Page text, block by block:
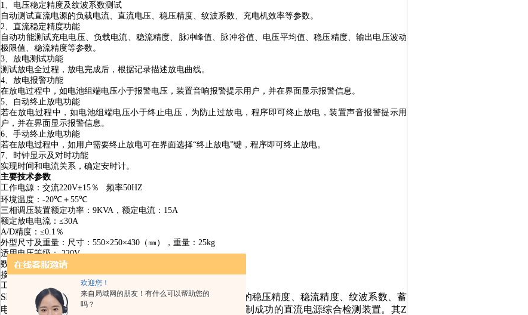
欢迎您！
来自局域网的朋友！有什么可以帮助您的
吗？
1、电压稳定精度及纹波系数测试
自动测试直流电源的负载电流、直流电压、稳压精度、纹波系数、 充电机效率等参数。
2、直流稳定精度功能
自动功能测试充电电压、负载电流、稳流精度、脉冲峰值、脉冲谷值、电压平均值、稳压精度、输出电压波动
极限值、稳流精度等参数。
3、放电测试功能
测试放电全过程，放电完成后，根据记录描述放电曲线。
4、放电报警功能
在放电过程中，如电池组端电压小于报警电压，装置音响报警提示用户，并在界面显示报警信息。
5、自动终止放电功能
若在放电过程中，如电池组端电压小于终止电压，为防止过放电，程序即可终止放电，装置声音报警提示用
户，并在界面显示报警信息。
6、手动终止放电功能
若在放电过程中，如用户需要终止放电可在界面选择“终止放电”键，程序即可终止放电。
7、时钟显示及对时功能
实现时间和电流关系，确定安时计。
主要技术参数
工作电源：交流220V±15％ 频率50HZ
环境温度：-20℃ ＋55℃
三相调压装置额定功率： 9KVA ，额定电流： 15A
额定放电电流：≤30A
A/D精度： ≤0.1 ％
外型尺寸及重量：尺寸：550×250×430 （㎜），重量： 25kg
适用电压等级：220V
数据记录：内存大于256M
接口方式：USB和RS232同时自带
工作时间：连续不间断
SMCT-2203蓄电池 直流电源特性综合测试仪是对充电装置的稳压精度、稳流精度、纹波系数、蓄
电池容量等技术指标及试验的规定及技术要求自主试验研制成功的直流电源综合检测装置。 其Z